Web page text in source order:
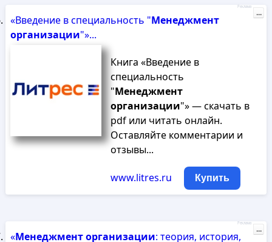
«Введение в специальность "Менеджмент
организации"»...
Книга «Введение в
специальность
"Менеджмент
организации"» — скачать в
pdf или читать онлайн.
Оставляйте комментарии и
отзывы...
www.litres.ru Купить
Реклама
...
«Менеджменторганизации: теория, история,
Реклама
...